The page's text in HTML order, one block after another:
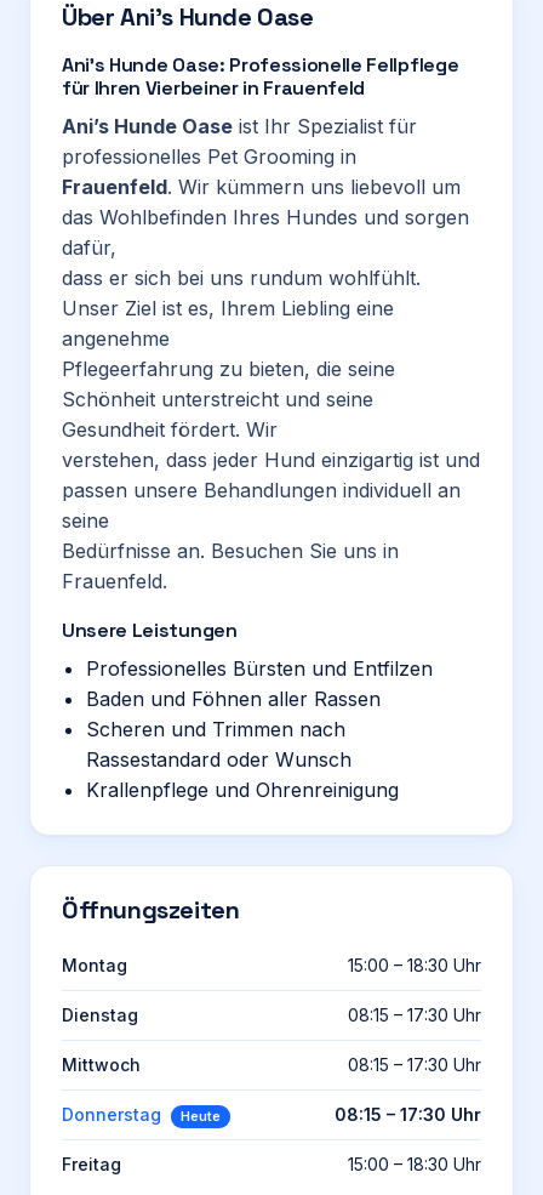
ÜberAni’s Hunde Oase
Ani’s Hunde Oase: Professionelle Fellpflege
für Ihren Vierbeiner in Frauenfeld
Ani’s Hunde Oase ist Ihr Spezialist für
professionelles Pet Grooming in
Frauenfeld. Wir kümmern uns liebevoll um
das Wohlbefinden Ihres Hundes und sorgen
dafür,
dass er sich bei uns rundum wohlfühlt.
Unser Ziel ist es, Ihrem Liebling eine
angenehme
Pflegeerfahrung zu bieten, die seine
Schönheit unterstreicht und seine
Gesundheit fördert. Wir
verstehen, dass jeder Hund einzigartig ist und
passen unsere Behandlungen individuell an
seine
Bedürfnisse an. Besuchen Sie uns in
Frauenfeld.
Unsere Leistungen
Professionelles Bürsten und Entfilzen
Baden und Föhnen aller Rassen
Scheren und Trimmen nach
Rassestandard oder Wunsch
Krallenpflege und Ohrenreinigung
Öffnungszeiten
Montag 15:00 – 18:30 Uhr
Dienstag 08:15 – 17:30 Uhr
Mittwoch 08:15 – 17:30 Uhr
Donnerstag Heute 08:15 – 17:30 Uhr
Freitag 15:00 – 18:30 Uhr